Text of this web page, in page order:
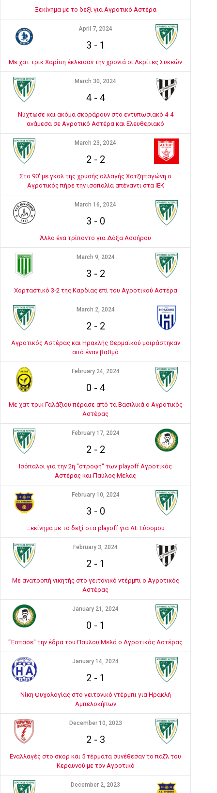
Ξεκίνημα με το δεξί για Αγροτικό Αστέρα
April 7, 2024
3 - 1
Με χατ τρικ Χαρίση έκλεισαν την χρονιά οι Ακρίτες Συκεών
March 30, 2024
4- 4
Νύχτωσε και ακόμα σκοράρουν στο εντυπωσιακό 4-4
ανάμεσα σε Αγροτικό Αστέρα και Ελευθεριακό
March 23, 2024
2 - 2
Στο 90' με γκολ της χρυσής αλλαγής Χατζηπαγώνη ο
Αγροτικός πήρε την ισοπαλία απέναντι στα ΙΕΚ
March 16, 2024
3 - 0
Άλλο ένα τρίποντο για Δόξα Ασσήρου
March 9, 2024
3 - 2
Χορταστικό 3-2 της Καρδίας επί του Αγροτικού Αστέρα
March 2, 2024
2 - 2
Αγροτικός Αστέρας και Ηρακλής Θερμαϊκού μοιράστηκαν
από έναν βαθμό
February 24, 2024
0 - 4
Με χατ τρικ Γαλάζιου πέρασε από τα Βασιλικά ο Αγροτικός
Αστέρας
February 17, 2024
2 - 2
Ισόπαλοι για την 2η "στροφή" των playoff Αγροτικός
Αστέρας και Παύλος Μελάς
February 10, 2024
3 - 0
Ξεκίνημα με το δεξί στα playoff για ΑΕ Εύοσμου
February 3, 2024
2 - 1
Με ανατροπή νικητής στο γειτονικό ντέρμπι ο Αγροτικός
Αστέρας
January 21, 2024
0 - 1
"Έσπασε" την έδρα του Παύλου Μελά ο Αγροτικός Αστέρας
January 14, 2024
2 - 1
Νίκη ψυχολογίας στο γειτονικό ντέρμπι για Ηρακλή
Αμπελοκήπων
December 10, 2023
2 - 3
Εναλλαγές στο σκορ και 5 τέρματα συνέθεσαν το παζλ του
Κεραυνού με τον Αγροτικό
December 2, 2023